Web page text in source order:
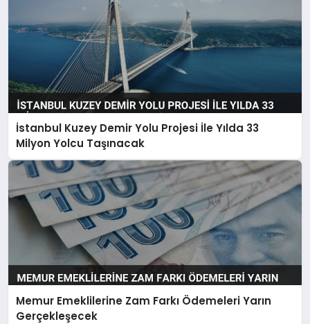
İstanbul Kuzey Demir Yolu Projesi İle Yılda 33
Milyon Yolcu Taşınacak
Memur Emeklilerine Zam Farkı Ödemeleri Yarın
Gerçekleşecek